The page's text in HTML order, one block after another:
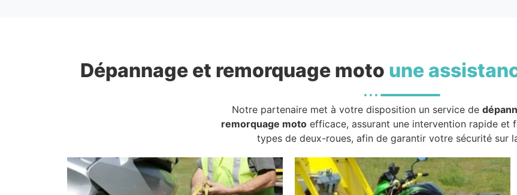
Dépannage et remorquage moto une
Notre partenaire met à votre disposition un service de
remorquage motoefficace, assurant une intervention rapide et
types de deux-roues, afin de garantir votre sécurité sur